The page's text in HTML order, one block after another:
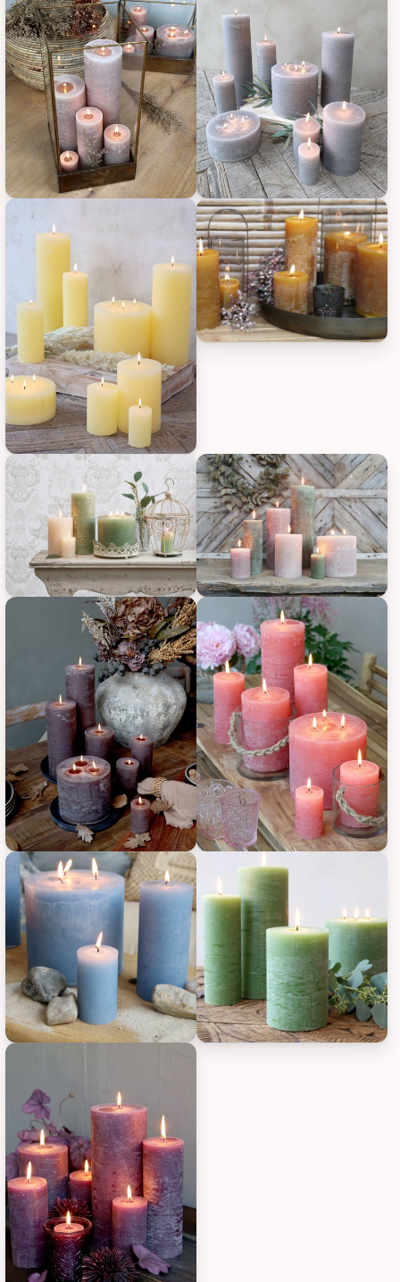
Chic Antique Macon rustikale Stumpenkerze, Bild 5
Chic Antique Macon rustikale
Chic Antique Macon rustikale Stumpenkerze, Bild 7
Chic Antique Macon rustikale Stumpenkerze, Bild 9
Chic Antique Macon rustikale
Chic Antique Macon rustikale Stumpenkerze, Bild 11
Chic Antique Macon rustikale Stumpenkerze, Bild 13